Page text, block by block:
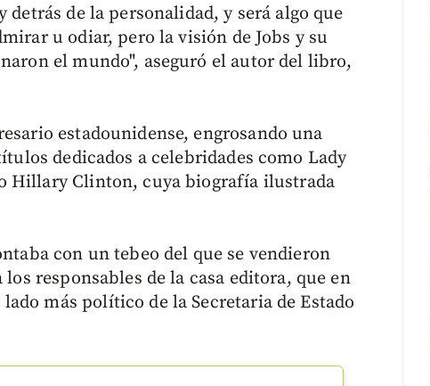
de la personalidad, y será algo que
u odiar, pero la visión de Jobs y su
el mundo", aseguró el autor del libro,
estadounidense, engrosando una
dedicados a celebridades como Lady
Hillary Clinton, cuya biografía ilustrada
con un tebeo del que se vendieron
responsables de la casa editora, que en
más político de la Secretaria de Estado